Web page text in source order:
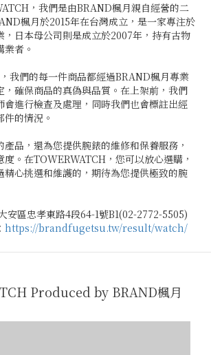
，我們是由BRAND楓月親自經營的二
楓月於2015年在台灣成立，是一家專注於
，日本母公司則是成立於2007年，持有古物
者。
我們的每一件商品都經過BRAND楓月專業
，確保商品的真偽與品質。在上架前，我們
會進行檢查及處理，同時我們也會標註出經
的情況。
品，還為您提供腕錶的維修和保養服務，
。在TOWERWATCH，您可以放心選購，
精心挑選和維護的，期待為您提供極致的腕
安區忠孝東路4段64-1號B1(02-2772-5505)
https://brandfugetsu.tw/result/watch/
Produced by BRAND楓月